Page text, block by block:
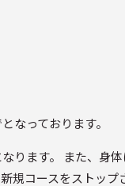
なっております。
ります。 また、身
規コースをストップ